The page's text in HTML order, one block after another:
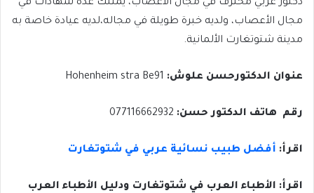
دكتور عربي محترف في مجال الأعصاب، يمتلك عدة شهادات في
مجال الأعصاب، ولديه خبرة طويلة في مجاله،لديه عيادة خاصة به
مدينة شتوتغارت الألمانية.
عنوان الدكتورحسن علوش:
رقم هاتف الدكتور حسن:
اقرأ: أفضل طبيب نسائية عربي في شتوتغارت
اقرأ: الأطباء العرب في شتوتغارت ودليل الأطباء العرب